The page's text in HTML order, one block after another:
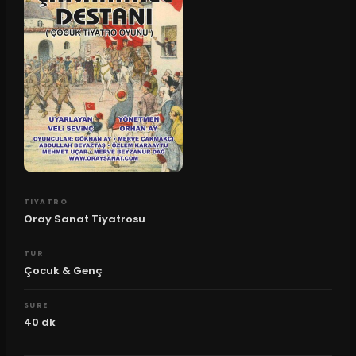
TIYATRO
Oray Sanat Tiyatrosu
TUR
Çocuk & Genç
SURE
40 dk